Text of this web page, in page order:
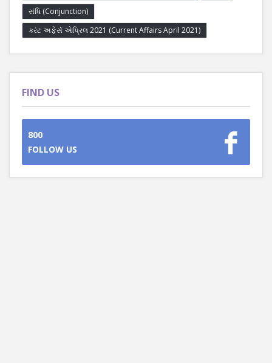
સંધિ (Conjunction)
કરંટ અફેર્સ એપ્રિલ 2021 (Current Affairs April 2021)
FIND US
800
FOLLOW US